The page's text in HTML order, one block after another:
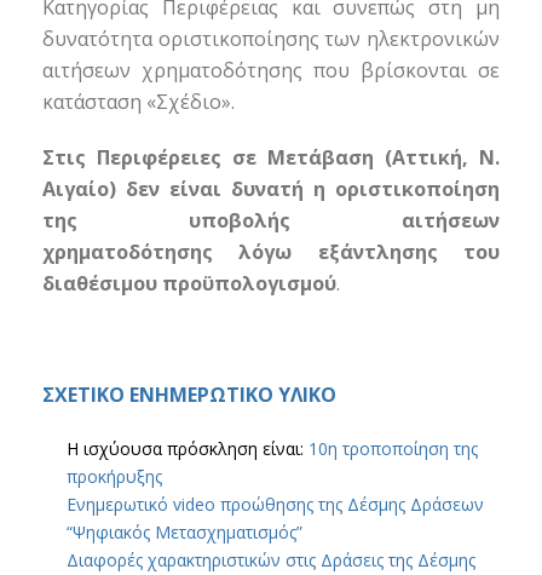
Κατηγορίας Περιφέρειας και συνεπώς στη μη
δυνατότητα οριστικοποίησης των ηλεκτρονικών
αιτήσεων χρηματοδότησης που βρίσκονται σε
κατάσταση «Σχέδιο».
Στις Περιφέρειες σε Μετάβαση (Αττική, Ν.
Αιγαίο) δεν είναι δυνατή η οριστικοποίηση
της υποβολής αιτήσεων
χρηματοδότησης λόγω εξάντλησης του
διαθέσιμου προϋπολογισμού.
ΣΧΕΤΙΚΟ ΕΝΗΜΕΡΩΤΙΚΟ ΥΛΙΚΟ
Η ισχύουσα πρόσκληση είναι: 10η τροποποίηση της
προκήρυξης
Ενημερωτικό video προώθησης της Δέσμης Δράσεων
“Ψηφιακός Μετασχηματισμός”
Διαφορές χαρακτηριστικών στις Δράσεις της Δέσμης